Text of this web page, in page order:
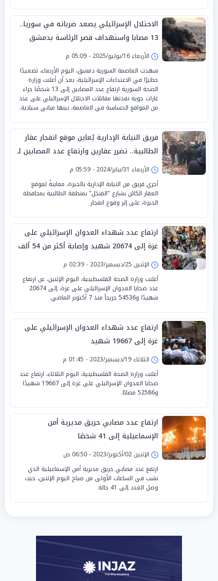
الاحتلال الإسرائيلي يصعد ضرباته في سوريا..
13 مصابا واستهداف قصر الرئاسة بدمشق
الأربعاء 16/يوليو/2025 - 05:09 م
شهدت العاصمة السورية دمشق، اليوم الأربعاء، تصعيدًا
خطيرًا في الاعتداءات الإسرائيلية، بعد أن أعلنت وزارة
الصحة السورية ارتفاع عدد المصابين إلى 13 شخصًا جراء
غارات جوية نفذتها مقاتلات الاحتلال الإسرائيلي على عدد
من المواقع الحساسة في العاصمة، بينها مباني سيادية.
فريق النيابة الإدارية يُعاين موقع انفجار عقار
الطالبية.. تضرر عقارين وارتفاع عدد المصابين لـ
15 شخصًا الأربعاء 31/يناير/2024 - 05:59 م
أجري فريق من النيابة الإدارية بالجيزة، معاينةً لموقع
العقار الكائن بشارع "المَنحَل" بمنطقة الطالبية بمحافظة
الجيزة، على إثر وقوع انفجار
ارتفاع عدد شهداء العدوان الإسرائيلي على
غزة إلى 20674 شهيد وإصابة أكثر من 54 ألف
الإثنين 25/ديسمبر/2023 - 02:39 م
أعلنت وزارة الصحة الفلسطينية، اليوم الإثنين، عن ارتفاع
عدد ضحايا العدوان الإسرائيلي على غزة، إلى 20674
شهيدًا و54536 جريحاً منذ 7 أكتوبر الماضي.
ارتفاع عدد شهداء العدوان الإسرائيلي على
غزة إلى 19667 شهيد
الثلاثاء 19/ديسمبر/2023 - 01:45 م
أعلنت وزارة الصحة الفلسطينية، اليوم الثلاثاء، ارتفاع عدد
ضحايا العدوان الإسرائيلي على غزة إلى 19667 شهيدًا
و52586 مصابًا.
ارتفاع عدد مصابي حريق مديرية أمن
الإسماعيلية إلى 41 شخصًا
الإثنين 02/أكتوبر/2023 - 06:50 ص
ارتفع عدد مصابي حريق مديرية أمن الإسماعيلية الذي
نشب في الساعات الأولى من صباح اليوم الإثنين، حيث
وصل العدد إلى 41 حالة